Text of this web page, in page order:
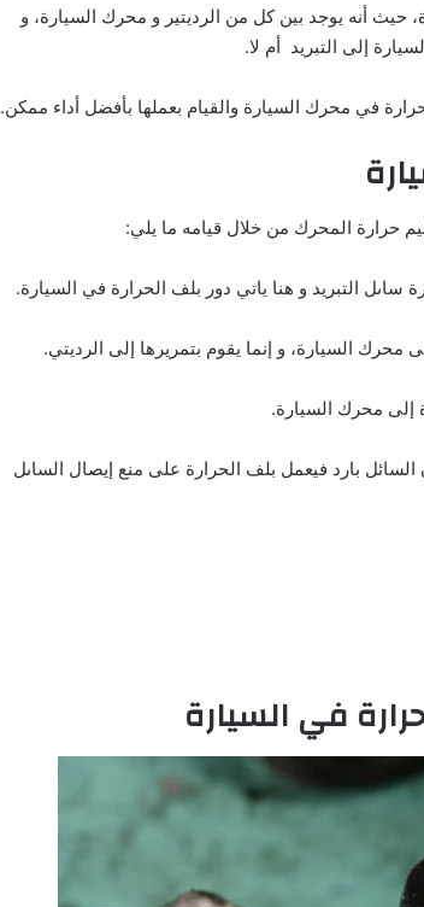
حيث أنه يوجد بين كل من الرديتير و محرك السيارة، و
إلى التبريد أم لا.
في محرك السيارة والقيام بعملها بأفضل أداء ممكن.
حرارة المحرك من خلال قيامه ما يلي:
التبريد و هنا ياتي دور بلف الحرارة في السيارة.
محرك السيارة، و إنما يقوم بتمريرها إلى الرديتي.
إلى محرك السيارة.
بارد فيعمل بلف الحرارة على منع إيصال الساىل
في السيارة